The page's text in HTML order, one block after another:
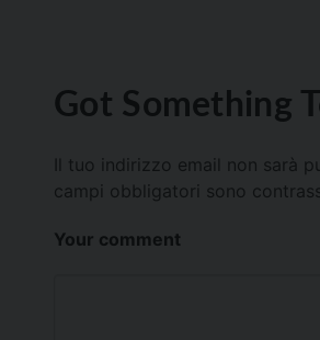
Got Something
Il tuo indirizzo email non sarà
campi obbligatori sono
Your comment